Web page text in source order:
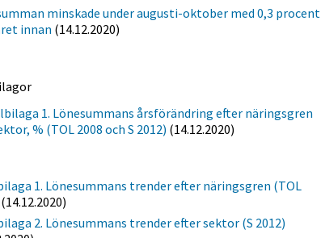
minskade under augusti-oktober med 0,3 procent
innan (14.12.2020)
1. Lönesummans årsförändring efter näringsgren
% (TOL 2008 och S 2012) (14.12.2020)
1. Lönesummans trender efter näringsgren (TOL
(14.12.2020)
2. Lönesummans trender efter sektor (S 2012)